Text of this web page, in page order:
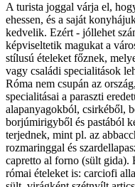
A turista joggal várja el,
ehessen, és a saját
kedvelik. Ezért - jóllehet
képviseltetik magukat a
stílusú ételeket főznek,
vagy családi specialitások
Róma nem csupán az
specialitásai a paraszti
alapanyagokból, csirkéből,
borjúmirigyből és pastából
terjednek, mint pl. az
rozmaringgal és
capretto al forno (sült gida).
római ételeket is: carciofi